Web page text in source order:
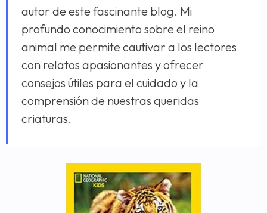
autor de este fascinante blog. Mi
profundo conocimiento sobre el reino
animal me permite cautivar a los lectores
con relatos apasionantes y ofrecer
consejos útiles para el cuidado y la
comprensión de nuestras queridas
criaturas.